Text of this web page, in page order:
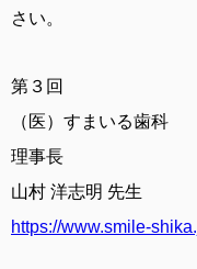
さい。
第３回
（医）すまいる歯科
理事長
山村 洋志明 先生
https://www.smile-